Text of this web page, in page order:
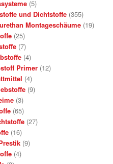
(5)
und Dichtstoffe (355)
Montageschäume (19)
(25)
(7)
(4)
Primer (12)
(4)
(9)
(3)
(65)
(27)
(16)
(9)
(4)